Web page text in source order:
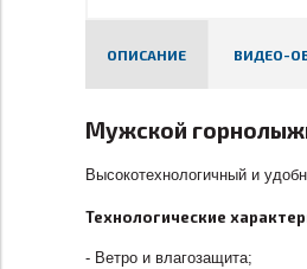
ОПИСАНИЕ ВИДЕО-
Мужской
Высокотехнологичный и
Технологические
- Ветро и влагозащита;